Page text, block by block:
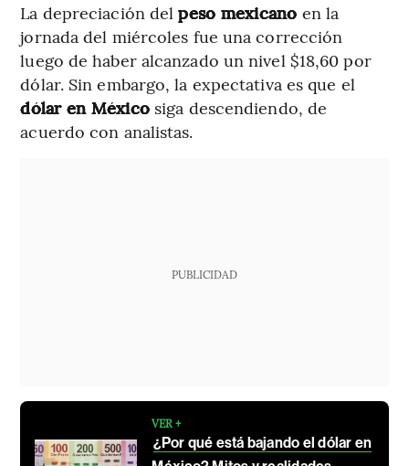
La depreciación delpeso mexicano en la
jornada del miércoles fue una corrección
luego de haber alcanzado un nivel $18,60 por
dólar. Sin embargo, la expectativa es que el
dólar en México siga descendiendo, de
acuerdo con analistas.
PUBLICIDAD
VER +
¿Por qué está bajando el dólar en